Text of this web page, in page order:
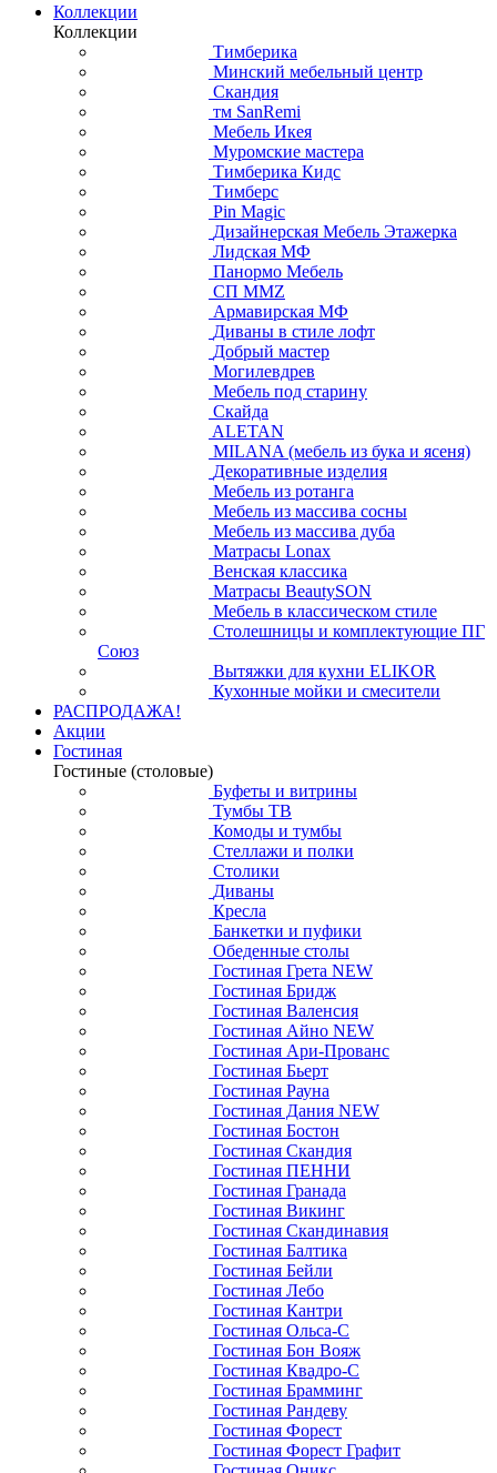
Коллекции
Коллекции
Тимберика
Минский мебельный центр
Скандия
тм SanRemi
Мебель Икея
Муромские мастера
Тимберика Кидс
Тимберс
Pin Magic
Дизайнерская Мебель Этажерка
Лидская МФ
Панормо Мебель
СП ММZ
Армавирская МФ
Диваны в стиле лофт
Добрый мастер
Могилевдрев
Мебель под старину
Скайда
ALETAN
MILANA (мебель из бука и ясеня)
Декоративные изделия
Мебель из ротанга
Мебель из массива сосны
Мебель из массива дуба
Матрасы Lonax
Венская классика
Матрасы BeautySON
Мебель в классическом стиле
Столешницы и комплектующие ПГ
Союз
Вытяжки для кухни ELIKOR
Кухонные мойки и смесители
РАСПРОДАЖА!
Акции
Гостиная
Гостиные (столовые)
Буфеты и витрины
Тумбы ТВ
Комоды и тумбы
Стеллажи и полки
Столики
Диваны
Кресла
Банкетки и пуфики
Обеденные столы
Гостиная Грета NEW
Гостиная Бридж
Гостиная Валенсия
Гостиная Айно NEW
Гостиная Ари-Прованс
Гостиная Бьерт
Гостиная Рауна
Гостиная Дания NEW
Гостиная Бостон
Гостиная Скандия
Гостиная ПЕННИ
Гостиная Гранада
Гостиная Викинг
Гостиная Скандинавия
Гостиная Балтика
Гостиная Бейли
Гостиная Лебо
Гостиная Кантри
Гостиная Ольса-С
Гостиная Бон Вояж
Гостиная Квадро-С
Гостиная Брамминг
Гостиная Рандеву
Гостиная Форест
Гостиная Форест Графит